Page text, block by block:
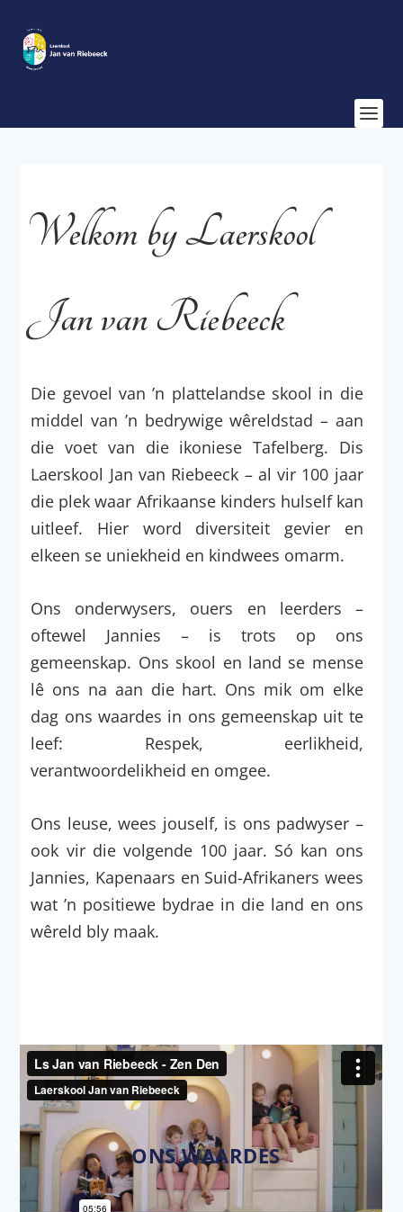
Welkom by Laerskool
Jan van Riebeeck
Die gevoel van ’n plattelandse skool in die
middel van ’n bedrywige wêreldstad – aan
die voet van die ikoniese Tafelberg. Dis
Laerskool Jan van Riebeeck – al vir 100 jaar
die plek waar Afrikaanse kinders hulself kan
uitleef. Hier word diversiteit gevier en
elkeen se uniekheid en kindwees omarm.
Ons onderwysers, ouers en leerders –
oftewel Jannies – is trots op ons
gemeenskap. Ons skool en land se mense
lê ons na aan die hart. Ons mik om elke
dag ons waardes in ons gemeenskap uit te
leef: Respek, eerlikheid,
verantwoordelikheid en omgee.
Ons leuse, wees jouself, is ons padwyser –
ook vir die volgende 100 jaar. Só kan ons
Jannies, Kapenaars en Suid-Afrikaners wees
wat ’n positiewe bydrae in die land en ons
wêreld bly maak.
ONS WAARDES